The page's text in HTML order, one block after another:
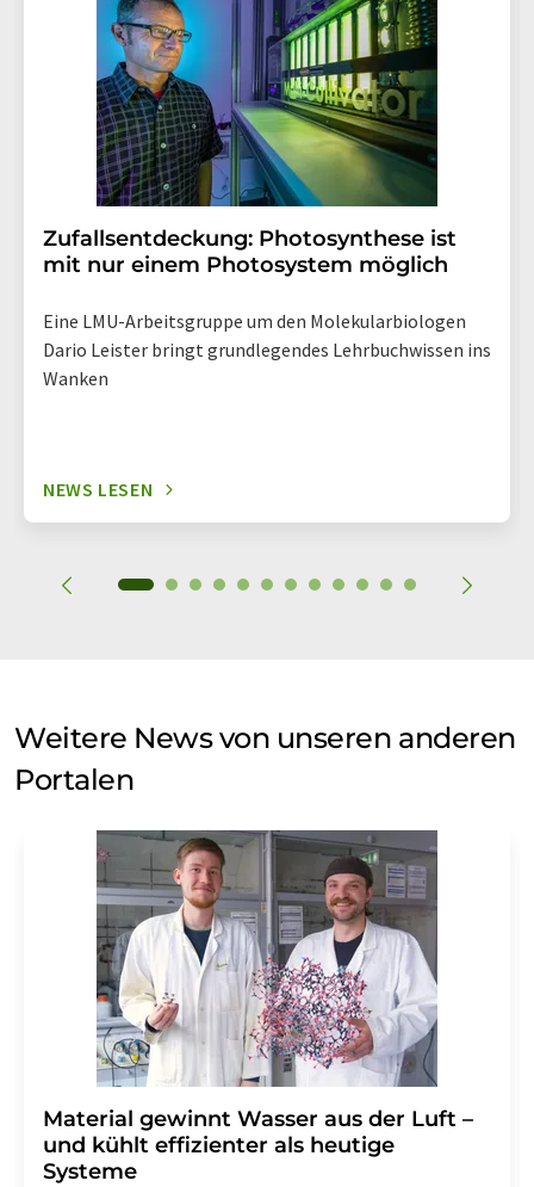
widerrufen. Zudem ist in jeder E-Mail ein Link zur
Abbestellung des entsprechenden Newsletters
enthalten.
Zufallsentdeckung: Photosynthese ist
mit nur einem Photosystem möglich
Eine LMU-Arbeitsgruppe um den Molekularbiologen
Dario Leister bringt grundlegendes Lehrbuchwissen ins
Wanken
NEWS LESEN
Weitere News von unseren anderen
Portalen
Material gewinnt Wasser aus der Luft –
und kühlt effizienter als heutige
Systeme